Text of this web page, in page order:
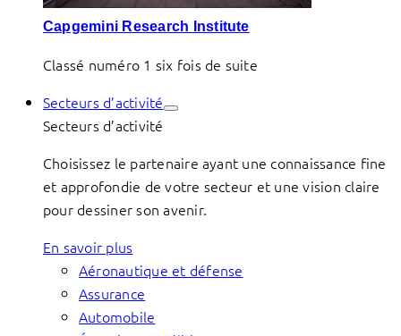
Capgemini Research Institute
Classé numéro 1 six fois de suite
Secteurs d’activité
Secteurs d’activité
Choisissez le partenaire ayant une connaissance fine
et approfondie de votre secteur et une vision claire
pour dessiner son avenir.
En savoir plus
Aéronautique et défense
Assurance
Automobile